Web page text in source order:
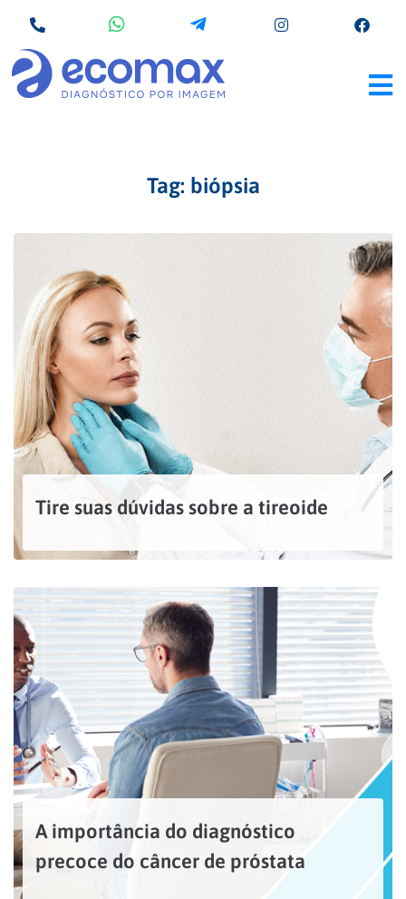
Tag: biópsia
Tire suas dúvidas sobre a tireoide
LEIA MAIS
A importância do diagnóstico
precoce do câncer de próstata